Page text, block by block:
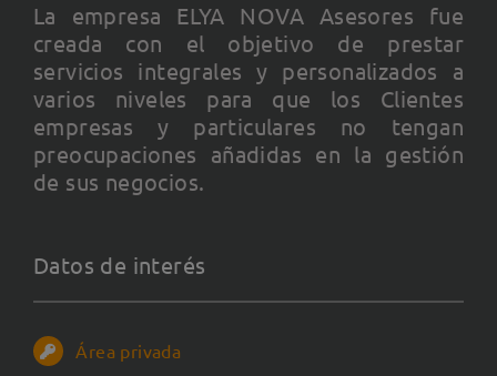
La empresa ELYA NOVA Asesores fue
creada con el objetivo de prestar
servicios integrales y personalizados a
varios niveles para que los Clientes
empresas y particulares no tengan
preocupaciones añadidas en la gestión
de sus negocios.
Datos de interés
Área privada